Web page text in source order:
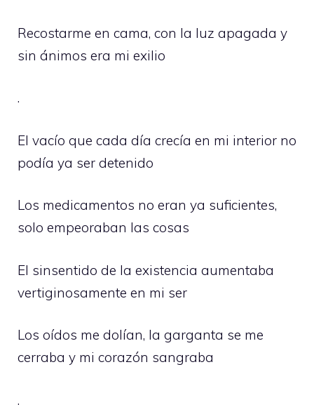
Recostarme en cama, con la luz apagada y
sin ánimos era mi exilio
.
El vacío que cada día crecía en mi interior no
podía ya ser detenido
Los medicamentos no eran ya suficientes,
solo empeoraban las cosas
El sinsentido de la existencia aumentaba
vertiginosamente en mi ser
Los oídos me dolían, la garganta se me
cerraba y mi corazón sangraba
.